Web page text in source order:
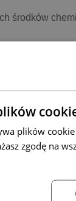
środków
plików
zgodę na